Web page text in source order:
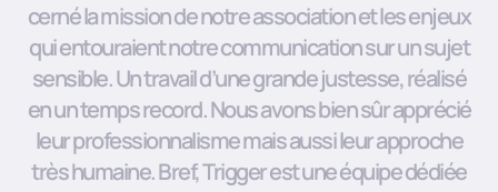
cerné la mission de notre association et les enjeux
qui entouraient notre communication sur un sujet
sensible. Un travail d’une grande justesse, réalisé
en un temps record. Nous avons bien sûr apprécié
leur professionnalisme mais aussi leur approche
très humaine. Bref, Trigger est une équipe dédiée